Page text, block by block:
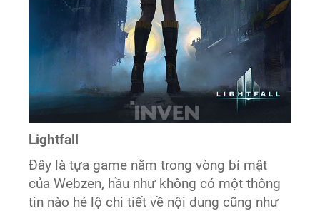
Lightfall
Đây là tựa game nằm trong vòng bí mật
của Webzen, hầu như không có một thông
tin nào hé lộ chi tiết về nội dung cũng như